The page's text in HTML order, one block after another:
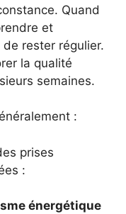
Quand
et
rester régulier.
la qualité
semaines.
:
prises
:
énergétique